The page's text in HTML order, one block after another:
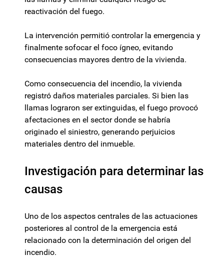
reactivación del fuego.
La intervención permitió controlar la emergencia y
finalmente sofocar el foco ígneo, evitando
consecuencias mayores dentro de la vivienda.
Como consecuencia del incendio, la vivienda
registró daños materiales parciales. Si bien las
llamas lograron ser extinguidas, el fuego provocó
afectaciones en el sector donde se habría
originado el siniestro, generando perjuicios
materiales dentro del inmueble.
Investigación para determinar las
causas
Uno de los aspectos centrales de las actuaciones
posteriores al control de la emergencia está
relacionado con la determinación del origen del
incendio.